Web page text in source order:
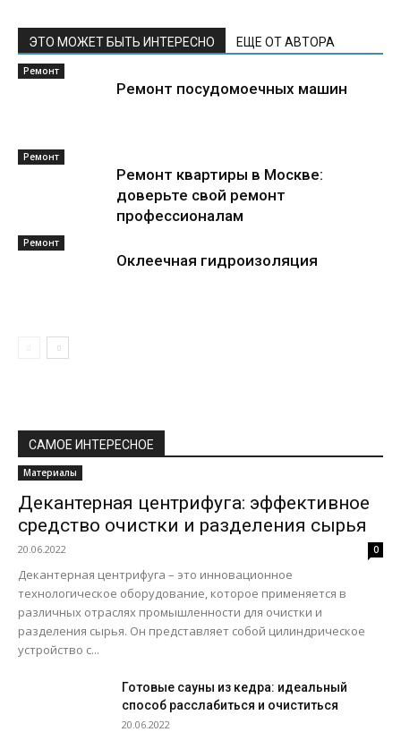
ЭТО МОЖЕТ БЫТЬ ИНТЕРЕСНО ЕЩЕ ОТ АВТОРА
Ремонт
Ремонт посудомоечных машин
Ремонт
Ремонт квартиры в Москве:
доверьте свой ремонт
профессионалам
Ремонт
Оклеечная гидроизоляция
САМОЕ ИНТЕРЕСНОЕ
Материалы
Декантерная центрифуга: эффективное
средство очистки и разделения сырья
20.06.2022 0
Декантерная центрифуга – это инновационное
технологическое оборудование, которое применяется в
различных отраслях промышленности для очистки и
разделения сырья. Он представляет собой цилиндрическое
устройство с...
Готовые сауны из кедра: идеальный
способ расслабиться и очиститься
20.06.2022